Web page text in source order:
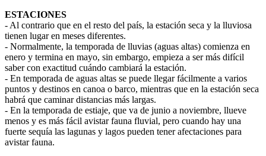
ESTACIONES
- Al contrario que en el resto del país, la estación seca y la lluviosa
tienen lugar en meses diferentes.
- Normalmente, la temporada de lluvias (aguas altas) comienza en
enero y termina en mayo, sin embargo, empieza a ser más difícil
saber con exactitud cuándo cambiará la estación.
- En temporada de aguas altas se puede llegar fácilmente a varios
puntos y destinos en canoa o barco, mientras que en la estación seca
habrá que caminar distancias más largas.
- En la temporada de estiaje, que va de junio a noviembre, llueve
menos y es más fácil avistar fauna fluvial, pero cuando hay una
fuerte sequía las lagunas y lagos pueden tener afectaciones para
avistar fauna.